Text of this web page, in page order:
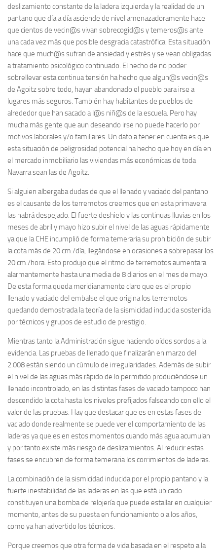
deslizamiento constante de la ladera izquierda y la realidad de un
pantano que día a día asciende de nivel amenazadoramente hace
que cientos de vecin@s vivan sobrecogid@s y temeros@s ante
una cada vez más que posible desgracia catastrófica. Esta situación
hace que much@s sufran de ansiedad y estrés y se vean obligadas
a tratamiento psicológico continuado. El hecho de no poder
sobrellevar esta continua tensión ha hecho que algun@s vecin@s
de Agoitz sobre todo, hayan abandonado el pueblo para irse a
lugares más seguros. También hay habitantes de pueblos de
alrededor que han sacado a l@s niñ@s de la escuela. Pero hay
mucha más gente que aun deseando irse no puede hacerlo por
motivos laborales y/o familiares. Un dato a tener en cuenta es que
esta situación de peligrosidad potencial ha hecho que hoy en día en
el mercado inmobiliario las viviendas más económicas de toda
Navarra sean las de Agoitz.
Si alguien albergaba dudas de que el llenado y vaciado del pantano
es el causante de los terremotos creemos que en esta primavera
las habrá despejado. El fuerte deshielo y las continuas lluvias en los
meses de abril y mayo hizo subir el nivel de las aguas rápidamente
ya que la CHE incumplió de forma temeraria su prohibición de subir
la cota más de 20 cm./día, llegándose en ocasiones a sobrepasar los
20 cm./hora. Esto produjo que el ritmo de terremotos aumentara
alarmantemente hasta una media de 8 diarios en el mes de mayo.
De esta forma queda meridianamente claro que es el propio
llenado y vaciado del embalse el que origina los terremotos
quedando demostrada la teoría de la sismicidad inducida sostenida
por técnicos y grupos de estudio de prestigio.
Mientras tanto la Administración sigue haciendo oídos sordos a la
evidencia. Las pruebas de llenado que finalizarán en marzo del
2.008 están siendo un cúmulo de irregularidades. Además de subir
el nivel de las aguas más rápido de lo permitido produciéndose un
llenado incontrolado, en las distintas fases de vaciado tampoco han
descendido la cota hasta los niveles prefijados falseando con ello el
valor de las pruebas. Hay que destacar que es en estas fases de
vaciado donde realmente se puede ver el comportamiento de las
laderas ya que es en estos momentos cuando más agua acumulan
y por tanto existe más riesgo de deslizamientos. Al reducir estas
fases se encubren de forma temeraria los corrimientos de laderas.
La combinación de la sismicidad inducida por el propio pantano y la
fuerte inestabilidad de las laderas en las que está ubicado
constituyen una bomba de relojería que puede estallar en cualquier
momento, antes de su puesta en funcionamiento o a los años,
como ya han advertido los técnicos.
Porque creemos que otra forma de vida basada en el respeto a la